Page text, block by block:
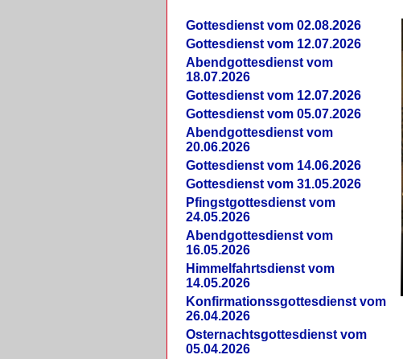
Gottesdienst vom 02.08.2026
Gottesdienst vom 12.07.2026
Abendgottesdienst vom
18.07.2026
Gottesdienst vom 12.07.2026
Gottesdienst vom 05.07.2026
Abendgottesdienst vom
20.06.2026
Gottesdienst vom 14.06.2026
Gottesdienst vom 31.05.2026
Pfingstgottesdienst vom
24.05.2026
Abendgottesdienst vom
16.05.2026
Himmelfahrtsdienst vom
14.05.2026
Konfirmationssgottesdienst vom
26.04.2026
Osternachtsgottesdienst vom
05.04.2026